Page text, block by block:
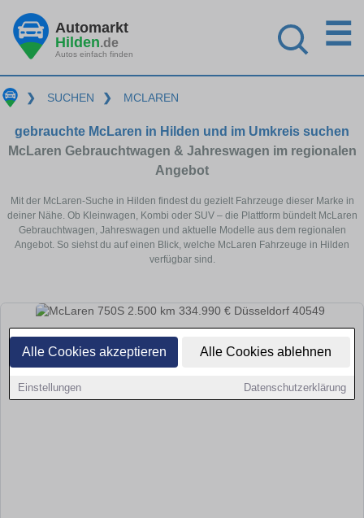
Alle Cookies akzeptieren Alle Cookies ablehnen
Einstellungen Datenschutzerklärung
Automarkt
Hilden.de
Autos einfach finden
☰
❯ SUCHEN ❯ MCLAREN
gebrauchte McLaren in Hilden und im Umkreis suchen
McLaren Gebrauchtwagen & Jahreswagen im regionalen
Angebot
Mit der McLaren-Suche in Hilden findest du gezielt Fahrzeuge dieser Marke in
deiner Nähe. Ob Kleinwagen, Kombi oder SUV – die Plattform bündelt McLaren
Gebrauchtwagen, Jahreswagen und aktuelle Modelle aus dem regionalen
Angebot. So siehst du auf einen Blick, welche McLaren Fahrzeuge in Hilden
verfügbar sind.